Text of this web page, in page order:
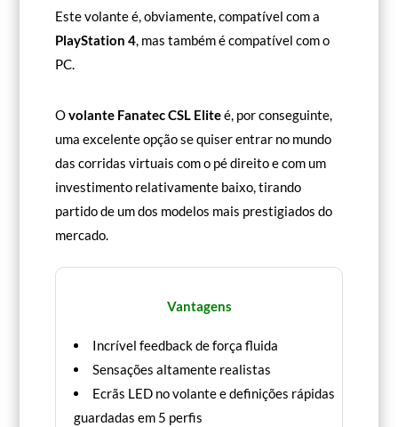
Este volante é, obviamente, compatível com a
PlayStation 4, mas também é compatível com o
PC.
Ovolante Fanatec CSL Eliteé, por conseguinte,
uma excelente opção se quiser entrar no mundo
das corridas virtuais com o pé direito e com um
investimento relativamente baixo, tirando
partido de um dos modelos mais prestigiados do
mercado.
Vantagens
Incrível feedback de força fluida
Sensações altamente realistas
Ecrãs LED no volante e definições rápidas
guardadas em 5 perfis